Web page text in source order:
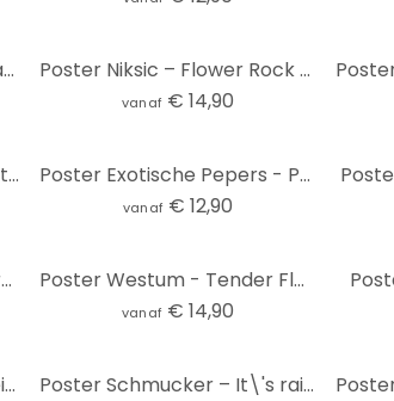
Poster Schmucker - Stadsaanzicht - panorama Poster Niksic – Flower Rock & Roll
vanaf € 14,90
Poster Skyline van Frankfurt - Panorama Poster Exotische Pepers - Panorama
vanaf € 12,90
Poster Hert met zonsondergang - Panorama Poster Westum - Tender Flowers
vanaf € 14,90
Poster Fedrau - Gelegenheid 07 - Panorama Poster Schmucker – It\'s raining again - Panorama